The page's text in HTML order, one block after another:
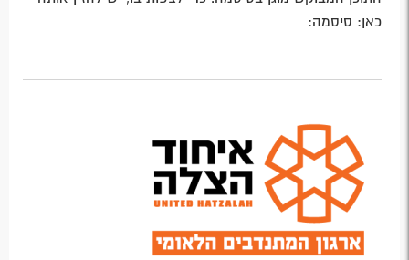
כאן: סיסמה: